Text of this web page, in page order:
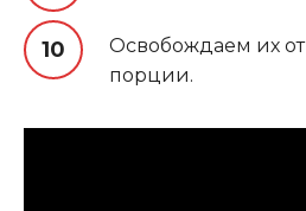
Освобождаем их
порции.